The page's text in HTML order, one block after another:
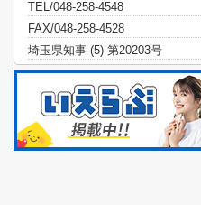
TEL/048-258-4548
FAX/048-258-4528
埼玉県知事 (5) 第20203号